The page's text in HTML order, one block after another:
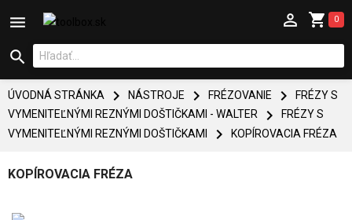
  0


ÚVODNÁ STRÁNKA  NÁSTROJE  FRÉZOVANIE 
FRÉZY S
VYMENITEĽNÝMI REZNÝMI DOŠTIČKAMI - WALTER

FRÉZY S
VYMENITEĽNÝMI REZNÝMI DOŠTIČKAMI
 KOPÍROVACIA FRÉZA
KOPÍROVACIA FRÉZA